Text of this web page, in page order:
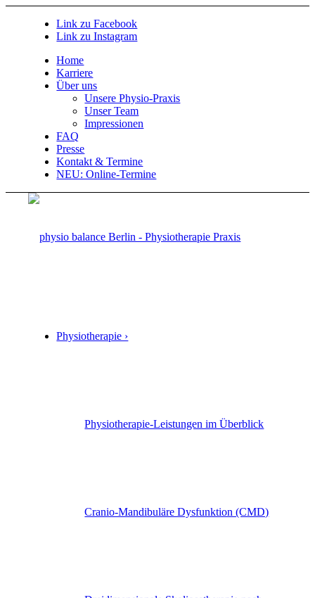
Link zu Facebook
Link zu Instagram
Home
Karriere
Über uns
Unsere Physio-Praxis
Unser Team
Impressionen
FAQ
Presse
Kontakt & Termine
NEU: Online-Termine
Physiotherapie ›
Physiotherapie-Leistungen im Überblick
Cranio-Mandibuläre Dysfunktion (CMD)